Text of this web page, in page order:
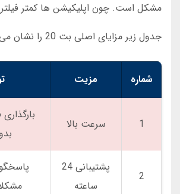
مشکل است. چون اپلیکیشن ها کمتر
جدول زیر مزایای اصلی بت 20 را نشان می دهد:
شماره مزیت
1 سرعت بالا
2
پشتیبانی 24
ساعته